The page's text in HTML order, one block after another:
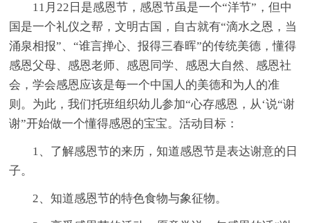
11月22日是感恩节，感恩节虽是一个“洋节”，但中
国是一个礼仪之帮，文明古国，自古就有“滴水之恩，当
涌泉相报”、“谁言掸心、报得三春晖”的传统美德，懂得
感恩父母、感恩老师、感恩同学、感恩大自然、感恩社
会，学会感恩应该是每一个中国人的美德和为人的准
则。为此，我们托班组织幼儿参加“心存感恩，从‘说“谢
谢”开始做一个懂得感恩的宝宝。活动目标：
1、了解感恩节的来历，知道感恩节是表达谢意的日
子。
2、知道感恩节的特色食物与象征物。